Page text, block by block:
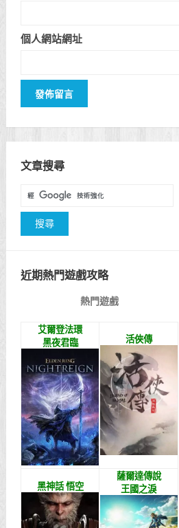
個人網站網址
文章搜尋
近期熱門遊戲攻略
熱門遊戲
艾爾登法環
黑夜君臨
活俠傳
黑神話 悟空
薩爾達傳說
王國之淚